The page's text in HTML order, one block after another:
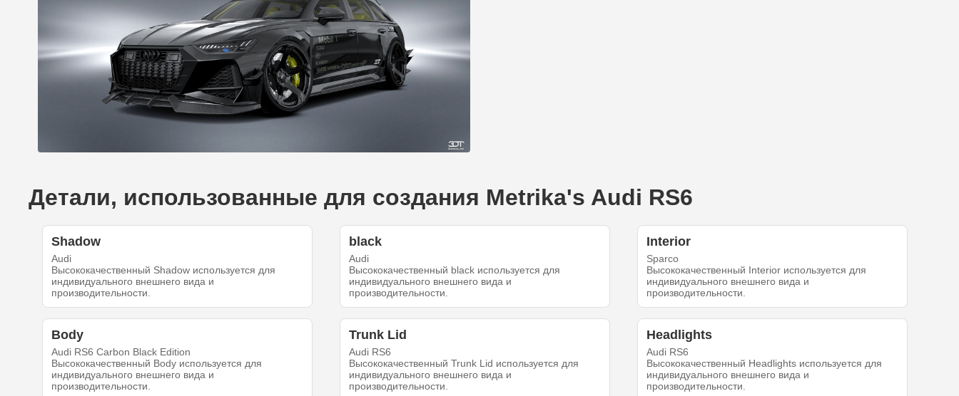
Детали, использованные для создания Metrika's Audi RS6
Shadow
Audi
Высококачественный Shadow используется для
индивидуального внешнего вида и
производительности.
black
Audi
Высококачественный black используется для
индивидуального внешнего вида и
производительности.
Interior
Sparco
Высококачественный Interior используется для
индивидуального внешнего вида и
производительности.
Body
Audi RS6 Carbon Black Edition
Высококачественный Body используется для
индивидуального внешнего вида и
производительности.
Trunk Lid
Audi RS6
Высококачественный Trunk Lid используется для
индивидуального внешнего вида и
производительности.
Headlights
Audi RS6
Высококачественный Headlights используется для
индивидуального внешнего вида и
производительности.